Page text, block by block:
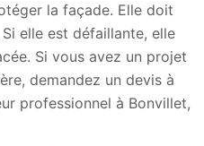
la façade. Elle doit
elle est défaillante, elle
Si vous avez un projet
demandez un devis à
professionnel à Bonvillet,